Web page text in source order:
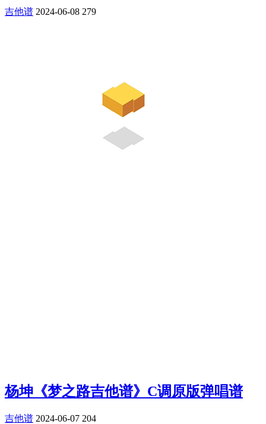
吉他谱 2024-06-08 279
杨坤《梦之路吉他谱》C调原版弹唱谱
吉他谱 2024-06-07 204